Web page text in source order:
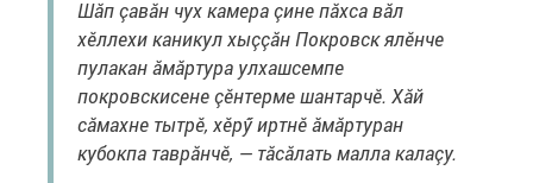
Шăп çавăн чух камера çине пăхса вăл
хӗллехи каникул хыççăн Покровск ялӗнче
пулакан ăмăртура улхашсемпе
покровскисене çӗнтерме шантарчӗ. Хăй
сăмахне тытрӗ, хӗрӳ иртнӗ ăмăртуран
кубокпа таврăнчӗ, — тăсăлать малла калаçу.